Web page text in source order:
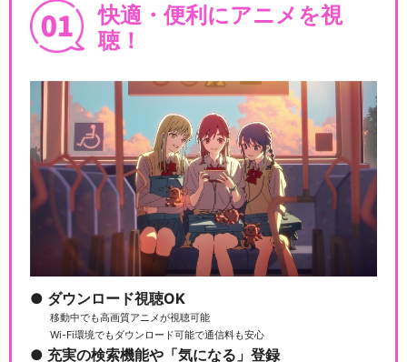
快適・便利にアニメを視
聴！
ダウンロード視聴OK
移動中でも高画質アニメが視聴可能
Wi-Fi環境でもダウンロード可能で通信料も安心
充実の検索機能や「気になる」登録